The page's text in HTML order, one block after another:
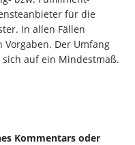
für die
In allen Fällen
Der Umfang
auf ein Mindestmaß.
Kommentars oder